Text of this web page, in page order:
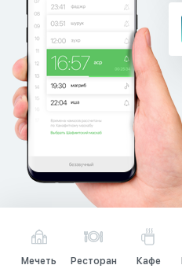
Мечеть Ресторан Кафе